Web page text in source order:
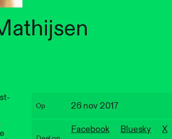
Op 26 nov 2017
Facebook Bluesky X